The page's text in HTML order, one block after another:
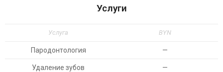
Услуги
Услуга BYN
Пародонтология —
Удаление зубов —